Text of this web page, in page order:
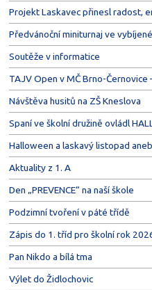
Projekt Laskavec přinesl radost,
Předvánoční miniturnaj ve
Soutěže v informatice
TAJV Open v MČ Brno-Černovice
Návštěva husitů na ZŠ Kneslova
Spaní ve školní družině ovládl
Halloween a laskavý listopad
Aktuality z 1. A
Den „PREVENCE“ na naší škole
Podzimní tvoření v páté třídě
Zápis do 1. tříd pro školní rok
Pan Nikdo a bílá tma
Výlet do Židlochovic